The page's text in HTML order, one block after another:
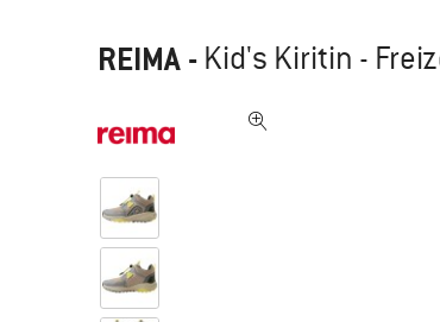
REIMA - Kid's Kiritin -